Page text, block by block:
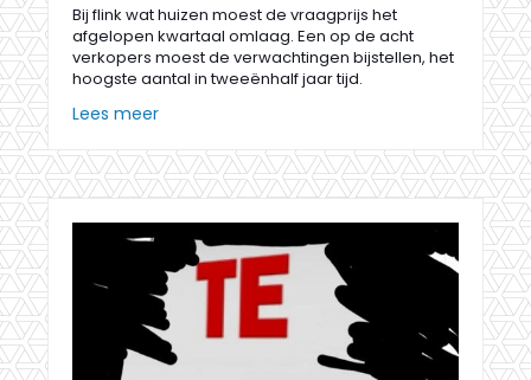
Bij flink wat huizen moest de vraagprijs het
afgelopen kwartaal omlaag. Een op de acht
verkopers moest de verwachtingen bijstellen, het
hoogste aantal in tweeënhalf jaar tijd.
Lees meer